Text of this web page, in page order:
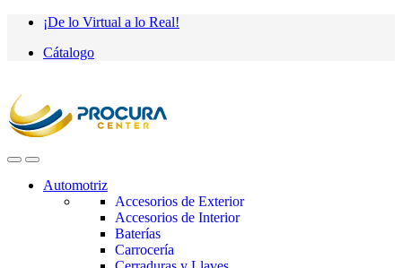
Saltar
navegación
saltar
contenido
¡De lo Virtual a lo Real!
Cátalogo
Automotriz
Accesorios de Exterior
Accesorios de Interior
Baterías
Carrocería